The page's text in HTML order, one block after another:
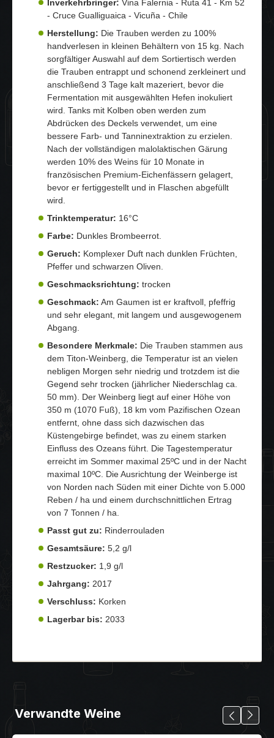
Inverkehrbringer: Vina Falernia - Ruta 41 - Km 52
- Cruce Gualliguaica - Vicuña - Chile
Herstellung: Die Trauben werden zu 100%
handverlesen in kleinen Behältern von 15 kg. Nach
sorgfältiger Auswahl auf dem Sortiertisch werden
die Trauben entrappt und schonend zerkleinert und
anschließend 3 Tage kalt mazeriert, bevor die
Fermentation mit ausgewählten Hefen inokuliert
wird. Tanks mit Kolben oben werden zum
Abdrücken des Deckels verwendet, um eine
bessere Farb- und Tanninextraktion zu erzielen.
Nach der vollständigen malolaktischen Gärung
werden 10% des Weins für 10 Monate in
französischen Premium-Eichenfässern gelagert,
bevor er fertiggestellt und in Flaschen abgefüllt
wird.
Trinktemperatur: 16°C
Farbe: Dunkles Brombeerrot.
Geruch: Komplexer Duft nach dunklen Früchten,
Pfeffer und schwarzen Oliven.
Geschmacksrichtung: trocken
Geschmack: Am Gaumen ist er kraftvoll, pfeffrig
und sehr elegant, mit langem und ausgewogenem
Abgang.
Besondere Merkmale: Die Trauben stammen aus
dem Titon-Weinberg, die Temperatur ist an vielen
nebligen Morgen sehr niedrig und trotzdem ist die
Gegend sehr trocken (jährlicher Niederschlag ca.
50 mm). Der Weinberg liegt auf einer Höhe von
350 m (1070 Fuß), 18 km vom Pazifischen Ozean
entfernt, ohne dass sich dazwischen das
Küstengebirge befindet, was zu einem starken
Einfluss des Ozeans führt. Die Tagestemperatur
erreicht im Sommer maximal 25ºC und in der Nacht
maximal 10ºC. Die Ausrichtung der Weinberge ist
von Norden nach Süden mit einer Dichte von 5.000
Reben / ha und einem durchschnittlichen Ertrag
von 7 Tonnen / ha.
Passt gut zu: Rinderrouladen
Gesamtsäure: 5,2 g/l
Restzucker: 1,9 g/l
Jahrgang: 2017
Verschluss: Korken
Lagerbar bis: 2033
Verwandte Weine